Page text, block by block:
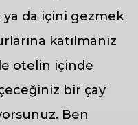
da içini gezmek
katılmanız
otelin içinde
bir çay
Ben